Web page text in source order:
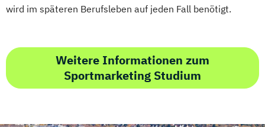
wird im späteren Berufsleben auf jeden Fall benötigt.
Weitere Informationen zum
Sportmarketing Studium